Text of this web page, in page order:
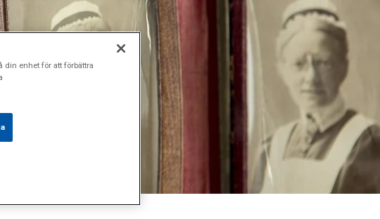
din enhet för att förbättra